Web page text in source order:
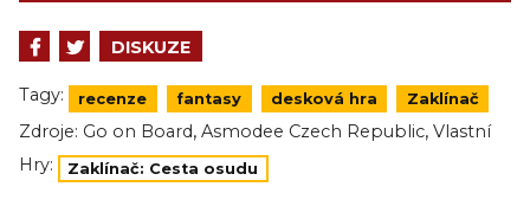
DISKUZE
Tagy: recenze fantasy desková hra Zaklínač
Zdroje: Go on Board, Asmodee Czech Republic, Vlastní
Hry:
Zaklínač: Cesta osudu